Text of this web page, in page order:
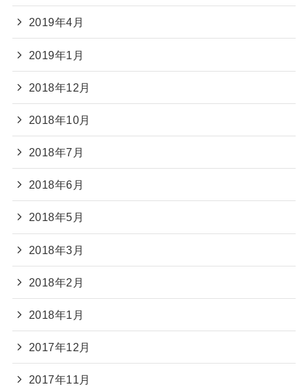
2019年4月
2019年1月
2018年12月
2018年10月
2018年7月
2018年6月
2018年5月
2018年3月
2018年2月
2018年1月
2017年12月
2017年11月